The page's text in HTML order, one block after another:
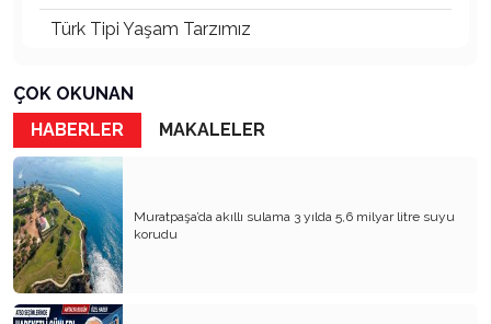
Türk Tipi Yaşam Tarzımız
Katil Ağaçlar
Keşke Herkes Sevdiği ve İyi Bildiği İşi Yapsa
Veda Mektubum
Avm’ler Sinek Avlıyor
Hangi Gazetecilerin Günü?
Çok Para, Çok Bela
ÇOK OKUNAN
HABERLER
MAKALELER
Muratpaşa’da akıllı sulama 3 yılda 5,6 milyar litre suyu
korudu